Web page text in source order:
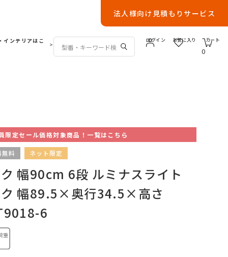
法人様向け見積もりサービス
インテリアはこ
>
ログイン お気に入り
0
カート
限定セール価格対象商品！一覧はこちら
無料 ネット限定
幅90cm 6段 ルミナスライト
ク 幅89.5×奥行34.5×高さ
6